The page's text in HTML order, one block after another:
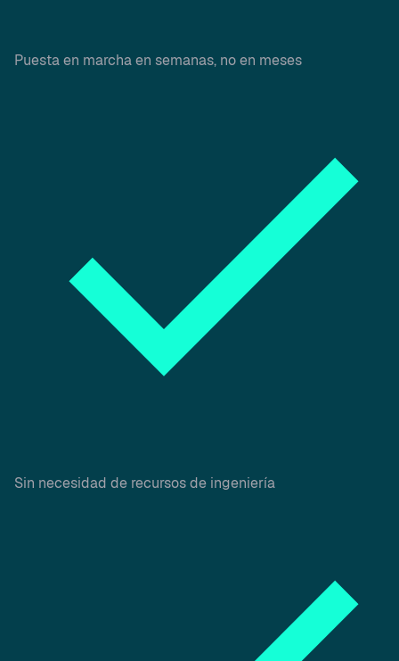
Puesta en marcha en semanas, no en meses
Sin necesidad de recursos de ingeniería